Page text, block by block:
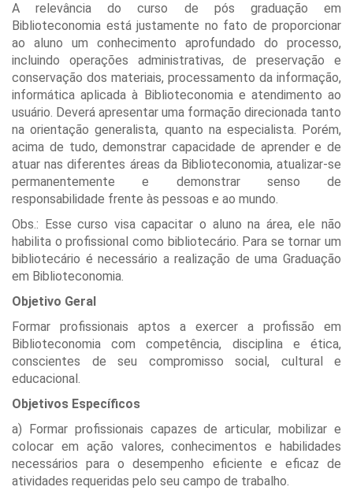
A relevância do curso de pós graduação em
Biblioteconomia está justamente no fato de proporcionar
ao aluno um conhecimento aprofundado do processo,
incluindo operações administrativas, de preservação e
conservação dos materiais, processamento da informação,
informática aplicada à Biblioteconomia e atendimento ao
usuário. Deverá apresentar uma formação direcionada tanto
na orientação generalista, quanto na especialista. Porém,
acima de tudo, demonstrar capacidade de aprender e de
atuar nas diferentes áreas da Biblioteconomia, atualizar-se
permanentemente e demonstrar senso de
responsabilidade frente às pessoas e ao mundo.
Obs.: Esse curso visa capacitar o aluno na área, ele não
habilita o profissional como bibliotecário. Para se tornar um
bibliotecário é necessário a realização de uma Graduação
em Biblioteconomia.
Objetivo Geral
Formar profissionais aptos a exercer a profissão em
Biblioteconomia com competência, disciplina e ética,
conscientes de seu compromisso social, cultural e
educacional.
Objetivos Específicos
a) Formar profissionais capazes de articular, mobilizar e
colocar em ação valores, conhecimentos e habilidades
necessários para o desempenho eficiente e eficaz de
atividades requeridas pelo seu campo de trabalho.